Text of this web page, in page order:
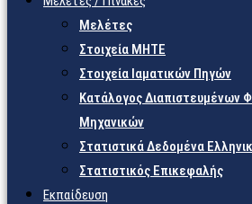
Μελέτες
Στοιχεία ΜΗΤΕ
Στοιχεία Ιαματικών Πηγών
Κατάλογος Διαπιστευμένων
Μηχανικών
Στατιστικά Δεδομένα
Στατιστικός Επικεφαλής
Εκπαίδευση